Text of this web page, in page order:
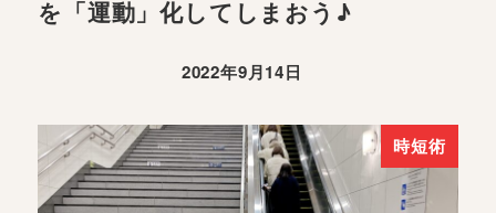
を「運動」化してしまおう♪
2022年9月14日
時短術